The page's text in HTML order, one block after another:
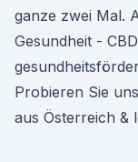
ganze zwei Mal.
Gesundheit -
Probieren Sie
aus Österreich &